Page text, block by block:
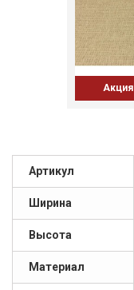
Акция
Артикул
Ширина
Высота
Материал